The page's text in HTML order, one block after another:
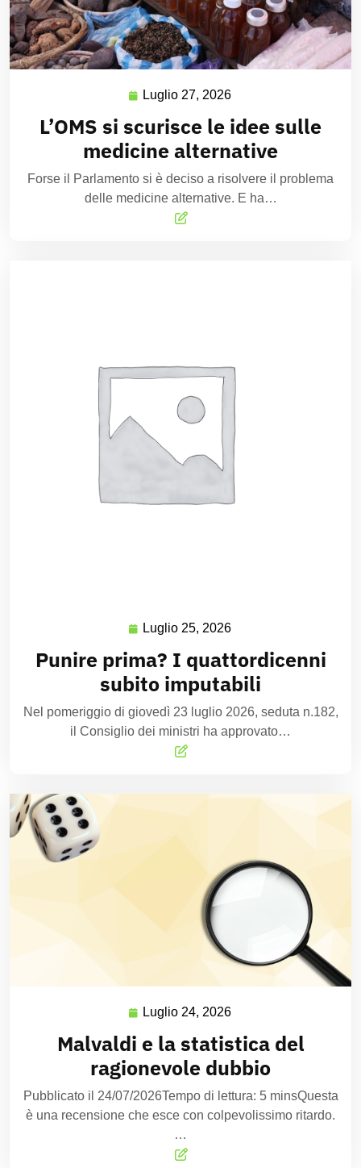
Luglio 27, 2026
L’OMS si scurisce le idee sulle
medicine alternative
Forse il Parlamento si è deciso a risolvere il problema
delle medicine alternative. E ha…
Luglio 25, 2026
Punire prima? I quattordicenni
subito imputabili
Nel pomeriggio di giovedì 23 luglio 2026, seduta n.182,
il Consiglio dei ministri ha approvato…
Luglio 24, 2026
Malvaldi e la statistica del
ragionevole dubbio
Pubblicato il 24/07/2026Tempo di lettura: 5 minsQuesta
è una recensione che esce con colpevolissimo ritardo.
…